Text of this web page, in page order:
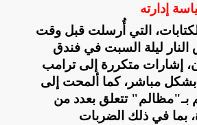
إدارته
التي أُرسلت قبل وقت
ليلة السبت في فندق
إشارات متكررة إلى ترامب
مباشر، كما ألمحت إلى
بـ"مظالم" تتعلق بعدد من
بما في ذلك الضربات